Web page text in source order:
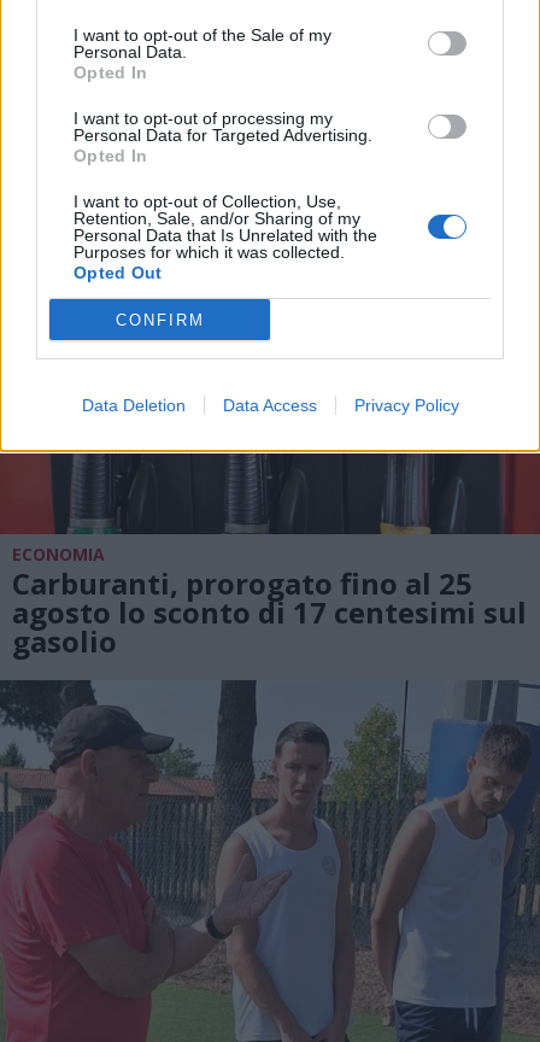
I want to opt-out of the Sale of my
Personal Data.
Opted In
I want to opt-out of processing my
Personal Data for Targeted Advertising.
Opted In
I want to opt-out of Collection, Use,
Retention, Sale, and/or Sharing of my
Personal Data that Is Unrelated with the
Purposes for which it was collected.
Opted Out
CONFIRM
Data Deletion Data Access Privacy Policy
ALTRE NOTIZIE DI LEGNANO
ECONOMIA
Carburanti, prorogato fino al 25
agosto lo sconto di 17 centesimi sul
gasolio